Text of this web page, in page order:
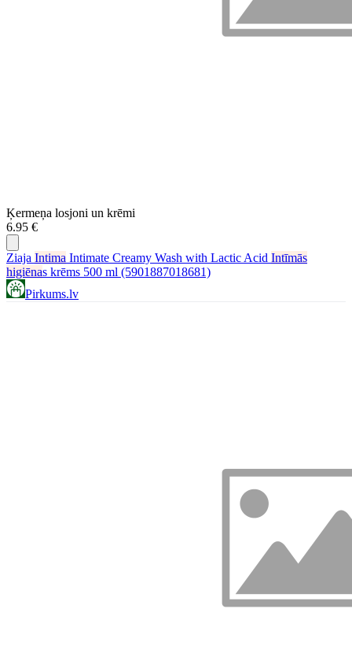
Ķermeņa losjoni un krēmi
6.95 €
Ziaja Intima Intimate Creamy Wash with Lactic Acid Intīmās
higiēnas krēms 500 ml (5901887018681)
Pirkums.lv